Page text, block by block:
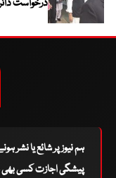
درخواست
ہم نیوز پر شائع یا نشر
پیشگی اجازت کسی بھی